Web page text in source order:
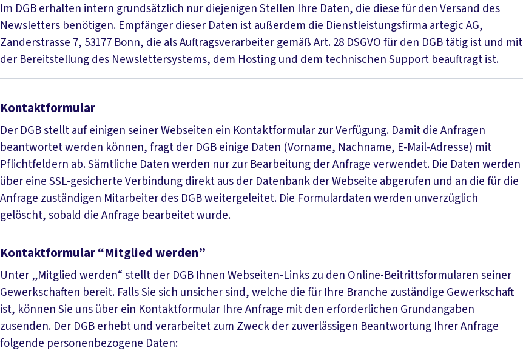
Im DGB erhalten intern grundsätzlich nur diejenigen Stellen Ihre Daten, die diese für den Versand des
Newsletters benötigen. Empfänger dieser Daten ist außerdem die Dienstleistungsfirma artegic AG,
Zanderstrasse 7, 53177 Bonn, die als Auftragsverarbeiter gemäß Art. 28 DSGVO für den DGB tätig ist und mit
der Bereitstellung des Newslettersystems, dem Hosting und dem technischen Support beauftragt ist.
Kontaktformular
Der DGB stellt auf einigen seiner Webseiten ein Kontaktformular zur Verfügung. Damit die Anfragen
beantwortet werden können, fragt der DGB einige Daten (Vorname, Nachname, E-Mail-Adresse) mit
Pflichtfeldern ab. Sämtliche Daten werden nur zur Bearbeitung der Anfrage verwendet. Die Daten werden
über eine SSL-gesicherte Verbindung direkt aus der Datenbank der Webseite abgerufen und an die für die
Anfrage zuständigen Mitarbeiter des DGB weitergeleitet. Die Formulardaten werden unverzüglich
gelöscht, sobald die Anfrage bearbeitet wurde.
Kontaktformular “Mitglied werden”
Unter „Mitglied werden“ stellt der DGB Ihnen Webseiten-Links zu den Online-Beitrittsformularen seiner
Gewerkschaften bereit. Falls Sie sich unsicher sind, welche die für Ihre Branche zuständige Gewerkschaft
ist, können Sie uns über ein Kontaktformular Ihre Anfrage mit den erforderlichen Grundangaben
zusenden. Der DGB erhebt und verarbeitet zum Zweck der zuverlässigen Beantwortung Ihrer Anfrage
folgende personenbezogene Daten: